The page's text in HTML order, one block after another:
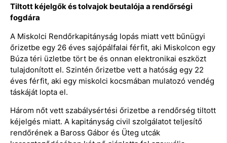
Tiltott kéjelgők és tolvajok beutalója a rendőrségi
fogdára
A Miskolci Rendőrkapitányság lopás miatt vett bűnügyi
őrizetbe egy 26 éves sajópálfalai férfit, aki Miskolcon egy
Búza téri üzletbe tört be és onnan elektronikai eszközt
tulajdonított el. Szintén őrizetbe vett a hatóság egy 22
éves férfit, aki egy miskolci kocsmában mulatozó vendég
táskáját lopta el.
Három nőt vett szabálysértési őrizetbe a rendőrség tiltott
kéjelgés miatt. A kapitányság civil szolgálatot teljesítő
rendőrének a Baross Gábor és Üteg utcák